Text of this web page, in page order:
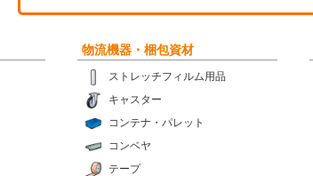
物流機器・梱包資材
ストレッチフィルム用品
キャスター
コンテナ・パレット
コンベヤ
テープ